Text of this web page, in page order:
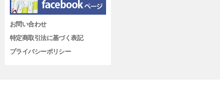
お問い合わせ
特定商取引法に基づく表記
プライバシーポリシー